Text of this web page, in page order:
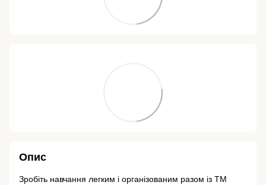
Опис
Зробіть навчання легким і організованим разом із ТМ